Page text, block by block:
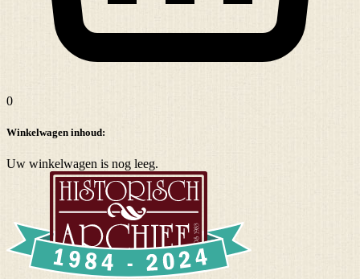
0
Winkelwagen inhoud:
Uw winkelwagen is nog leeg.